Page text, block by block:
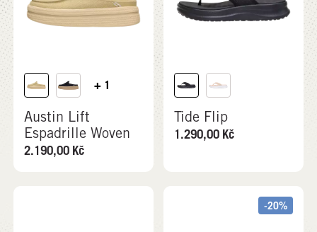
+ 1
Austin Lift
Espadrille Woven
2.190,00 Kč
Tide Flip
1.290,00 Kč
-20%